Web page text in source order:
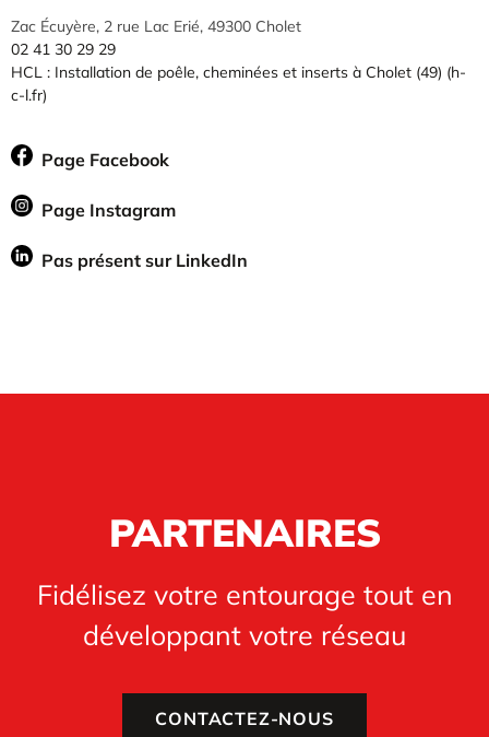
Zac Écuyère, 2 rue Lac Erié, 49300 Cholet
02 41 30 29 29
HCL : Installation de poêle, cheminées et inserts à Cholet (49) (h-
c-l.fr)
Page Facebook
Page Instagram
Pas présent sur LinkedIn
PARTENAIRES
Fidélisez votre entourage tout en
développant votre réseau
CONTACTEZ-NOUS